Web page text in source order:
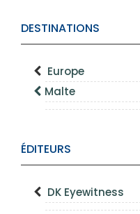
DESTINATIONS
Europe
Malte
ÉDITEURS
DK Eyewitness